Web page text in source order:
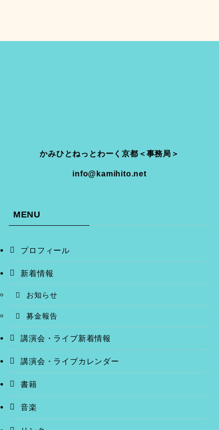
かみひとねっとわーく京都＜事務局＞
info@kamihito.net
MENU
プロフィール
新着情報
お知らせ
募金報告
講演会・ライブ新着情報
講演会・ライブカレンダー
書籍
音楽